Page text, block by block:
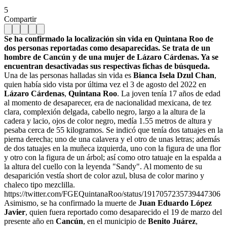
5
Compartir
Se ha confirmado la localización sin vida en Quintana Roo de
dos personas reportadas como desaparecidas. Se trata de un
hombre de Cancún y de una mujer de Lázaro Cárdenas. Ya se
encuentran desactivadas sus respectivas fichas de búsqueda.
Una de las personas halladas sin vida es Bianca Isela Dzul Chan,
quien había sido vista por última vez el 3 de agosto del 2022 en
Lázaro Cárdenas, Quintana Roo. La joven tenía 17 años de edad
al momento de desaparecer, era de nacionalidad mexicana, de tez
clara, complexión delgada, cabello negro, largo a la altura de la
cadera y lacio, ojos de color negro, medía 1.55 metros de altura y
pesaba cerca de 55 kilogramos. Se indicó que tenía dos tatuajes en la
pierna derecha; uno de una calavera y el otro de unas letras; además
de dos tatuajes en la muñeca izquierda, uno con la figura de una flor
y otro con la figura de un árbol; así como otro tatuaje en la espalda a
la altura del cuello con la leyenda "Sandy". Al momento de su
desaparición vestía short de color azul, blusa de color marino y
chaleco tipo mezclilla.
https://twitter.com/FGEQuintanaRoo/status/1917057235739447306
Asimismo, se ha confirmado la muerte de Juan Eduardo López
Javier, quien fuera reportado como desaparecido el 19 de marzo del
presente año en Cancún, en el municipio de Benito Juárez,